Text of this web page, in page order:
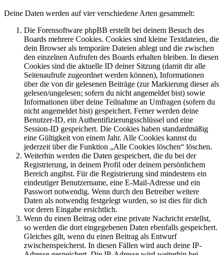
Deine Daten werden auf vier verschiedene Arten gesammelt:
Die Forensoftware phpBB erstellt bei deinem Besuch des
Boards mehrere Cookies. Cookies sind kleine Textdateien, die
dein Browser als temporäre Dateien ablegt und die zwischen
den einzelnen Aufrufen des Boards erhalten bleiben. In diesen
Cookies sind die aktuelle ID deiner Sitzung (damit dir alle
Seitenaufrufe zugeordnet werden können), Informationen
über die von dir gelesenen Beiträge (zur Markierung dieser als
gelesen/ungelesen; sofern du nicht angemeldet bist) sowie
Informationen über deine Teilnahme an Umfragen (sofern du
nicht angemeldet bist) gespeichert. Ferner werden deine
Benutzer-ID, ein Authentifizierungsschlüssel und eine
Session-ID gespeichert. Die Cookies haben standardmäßig
eine Gültigkeit von einem Jahr. Alle Cookies kannst du
jederzeit über die Funktion „Alle Cookies löschen“ löschen.
Weiterhin werden die Daten gespeichert, die du bei der
Registrierung, in deinem Profil oder deinem persönlichem
Bereich angibst. Für die Registrierung sind mindestens ein
eindeutiger Benutzername, eine E-Mail-Adresse und ein
Passwort notwendig. Wenn durch den Betreiber weitere
Daten als notwendig festgelegt wurden, so ist dies für dich
vor deren Eingabe ersichtlich.
Wenn du einen Beitrag oder eine private Nachricht erstellst,
so werden die dort eingegebenen Daten ebenfalls gespeichert.
Gleiches gilt, wenn du einen Beitrag als Entwurf
zwischenspeicherst. In diesen Fällen wird auch deine IP-